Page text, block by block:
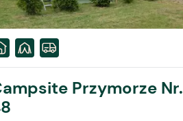
Przymorze Nr.